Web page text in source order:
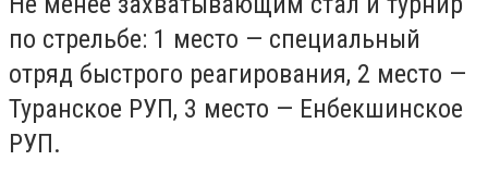
по стрельбе: 1 место — специальный
отряд быстрого реагирования, 2 место —
Туранское РУП, 3 место — Енбекшинское
РУП.